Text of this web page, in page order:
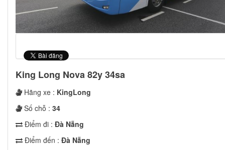
King Long Nova 82y 34sa
Hãng xe : KingLong
Số chỗ : 34
Điểm đi : Đà Nẵng
Điểm đến : Đà Nẵng